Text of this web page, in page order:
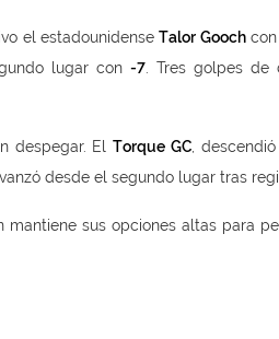
el estadounidenseTalor Goochcon
lugar con -7 . Tres golpes
despegar. ElTorque GC ,
desde el segundo lugar tras
sus opciones altas para